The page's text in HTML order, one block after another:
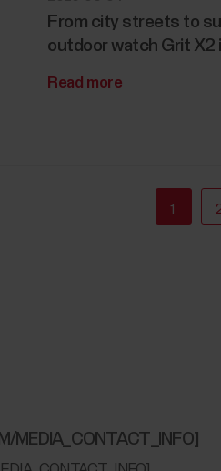
From city streets to
outdoor watch Grit X2
Read more
1
MEDIA_CONTACT_INFO]